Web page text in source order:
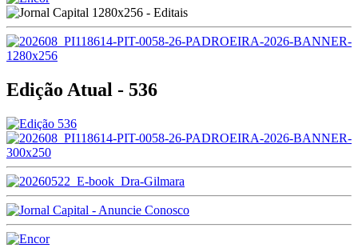
Edição Atual - 536